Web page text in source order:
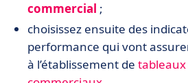
commercial ;
choisissez ensuite des
performance qui vont
à l’établissement de